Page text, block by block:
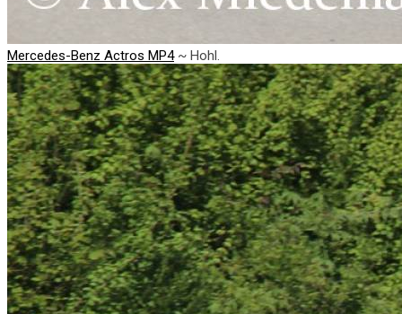
Mercedes-Benz Actros MP4~ Hohl.